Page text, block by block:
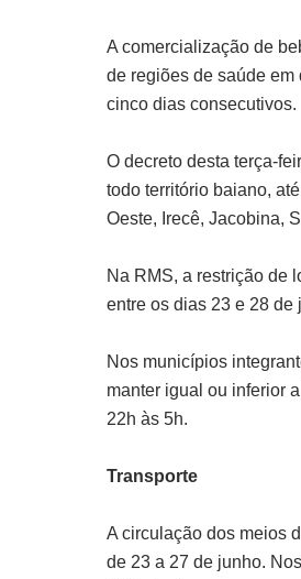
A comercialização de
de regiões de saúde em
cinco dias consecutivos.
O decreto desta terça-
todo território baiano,
Oeste, Irecê, Jacobina,
Na RMS, a restrição de
entre os dias 23 e 28 de
Nos municípios
manter igual ou inferior
22h às 5h.
Transporte
A circulação dos meios
de 23 a 27 de junho.